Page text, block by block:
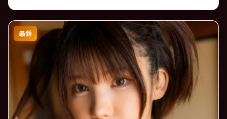
最新